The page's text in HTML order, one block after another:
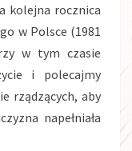
kolejna rocznica
w Polsce (1981
w tym czasie
i polecajmy
rządzących, aby
napełniała